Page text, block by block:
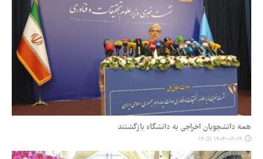
همه دانشجویان اخراجی به دانشگاه بازگشتند
۱۴۰۴-۰۶-۲۹ ۱۳:۵۱